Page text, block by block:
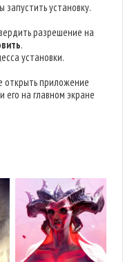
установку.
разрешение на
.
установки.
открыть приложение
на главном экране